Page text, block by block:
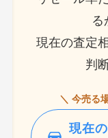
る
現在の査定
判
＼ 今売る
現在